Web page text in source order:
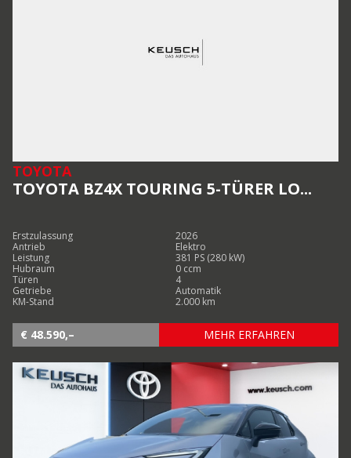
TOYOTA
TOYOTA BZ4X TOURING 5-TÜRER LO...
Erstzulassung
2026
Antrieb
Elektro
Leistung
381 PS (280 kW)
Hubraum
0 ccm
Türen
4
Getriebe
Automatik
KM-Stand
2.000 km
€ 48.590,– MEHR ERFAHREN